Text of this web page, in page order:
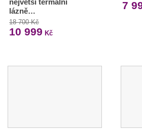
lázně…
18 700 Kč
10 999 Kč
7